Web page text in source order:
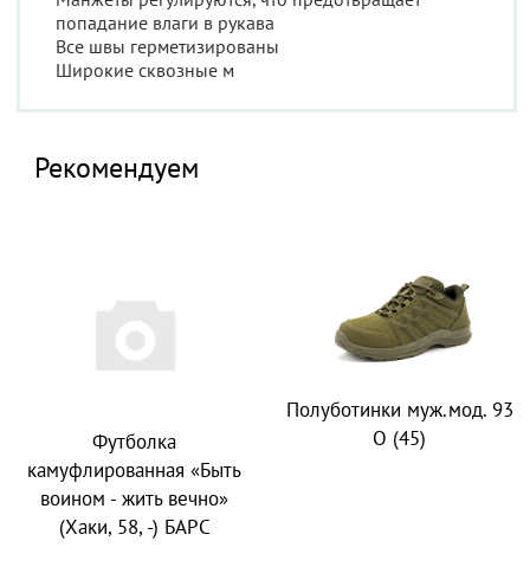
попадание влаги в рукава
Все швы герметизированы
Широкие сквозные м
Рекомендуем
Футболка
камуфлированная «Быть
воином - жить вечно»
(Хаки, 58, -) БАРС
Полуботинки муж.мод. 93
О (45)